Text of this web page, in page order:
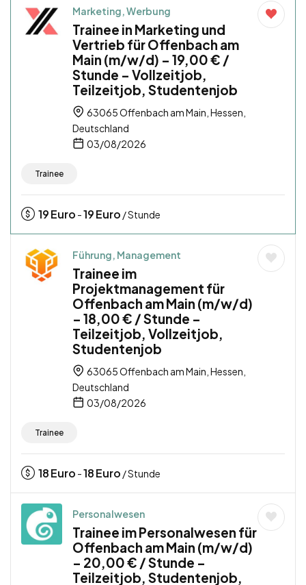
Marketing, Werbung
Trainee in Marketing und
Vertrieb für Offenbach am
Main (m/w/d) – 19,00 € /
Stunde – Vollzeitjob,
Teilzeitjob, Studentenjob
63065 Offenbach am Main, Hessen,
Deutschland
03/08/2026
Trainee
19Euro -19Euro / Stunde
Führung, Management
Trainee im
Projektmanagement für
Offenbach am Main (m/w/d)
– 18,00 € / Stunde –
Teilzeitjob, Vollzeitjob,
Studentenjob
63065 Offenbach am Main, Hessen,
Deutschland
03/08/2026
Trainee
18Euro -18Euro / Stunde
Personalwesen
Trainee im Personalwesen für
Offenbach am Main (m/w/d)
– 20,00 € / Stunde –
Teilzeitjob, Studentenjob,